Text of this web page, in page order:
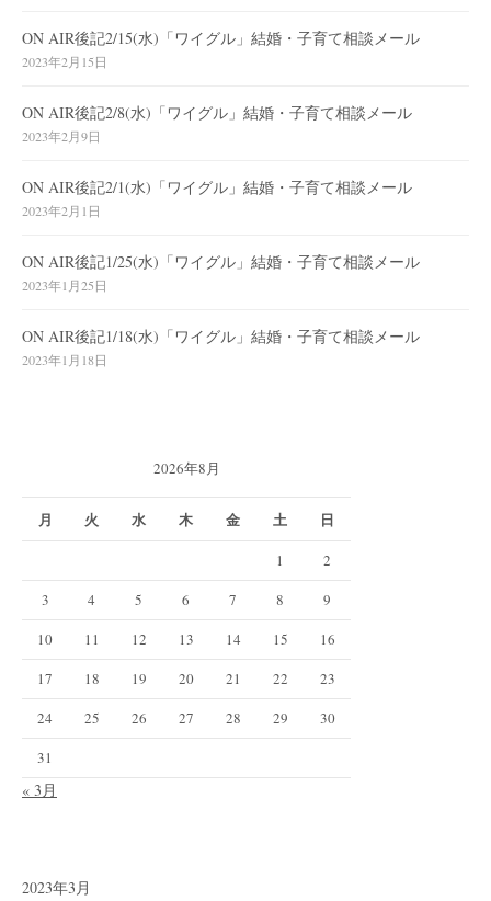
ON AIR後記2/15(水)「ワイグル」結婚・子育て相談メール
2023年2月15日
ON AIR後記2/8(水)「ワイグル」結婚・子育て相談メール
2023年2月9日
ON AIR後記2/1(水)「ワイグル」結婚・子育て相談メール
2023年2月1日
ON AIR後記1/25(水)「ワイグル」結婚・子育て相談メール
2023年1月25日
ON AIR後記1/18(水)「ワイグル」結婚・子育て相談メール
2023年1月18日
2026年8月
月 火 水 木 金 土 日
1
2
3
4 5 6 7 8
9
10
11 12 13 14 15
16
17
18 19 20 21 22
23
24
25 26 27 28 29
30
31
« 3月
2023年3月